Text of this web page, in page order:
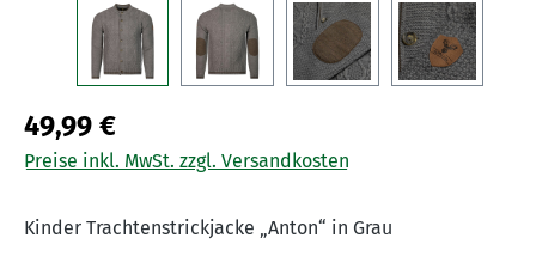
49,99 €
Preise inkl. MwSt. zzgl. Versandkosten
Kinder Trachtenstrickjacke „Anton“ in Grau